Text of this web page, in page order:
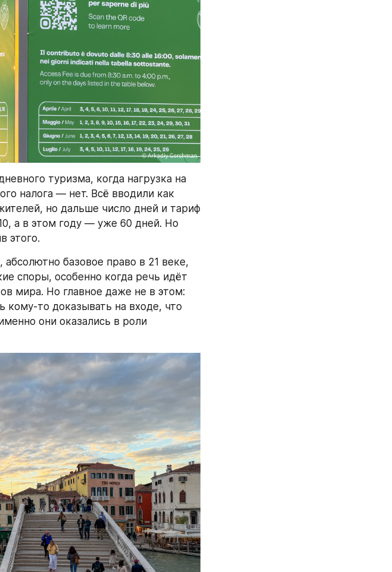
туризма, когда нагрузка на
налога — нет. Всё вводили как
но дальше число дней и тариф
а в этом году — уже 60 дней. Но
этого.
базовое право в 21 веке,
споры, особенно когда речь идёт
мира. Но главное даже не в этом:
кому-то доказывать на входе, что
они оказались в роли